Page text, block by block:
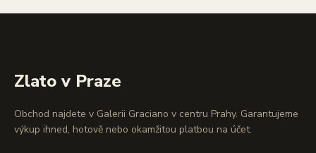
Zlato v Praze
Obchod najdete v Galerii Graciano v centru Prahy. Garantujeme
výkup ihned, hotově nebo okamžitou platbou na účet.